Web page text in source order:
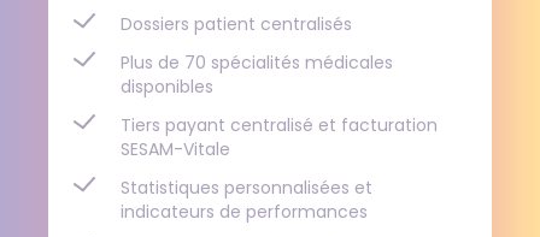
Dossiers patient centralisés
Plus de 70 spécialités médicales
disponibles
Tiers payant centralisé et facturation
SESAM-Vitale
Statistiques personnalisées et
indicateurs de performances